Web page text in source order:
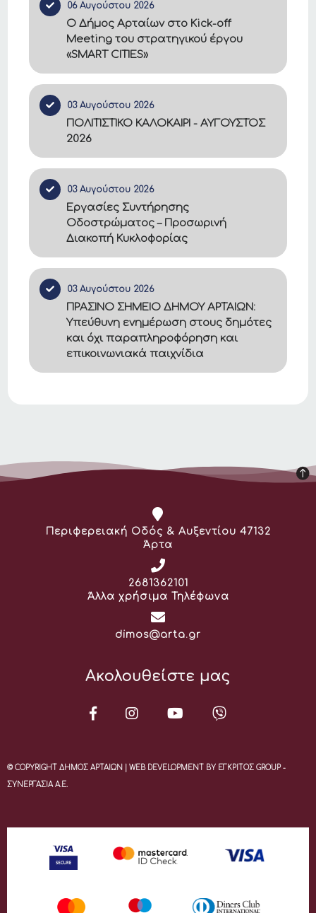
06 Αυγούστου 2026
Ο Δήμος Αρταίων στο Kick-off
Meeting του στρατηγικού έργου
«SMART CITIES»
03 Αυγούστου 2026
ΠΟΛΙΤΙΣΤΙΚΟ ΚΑΛΟΚΑΙΡΙ - ΑΥΓΟΥΣΤΟΣ
2026
03 Αυγούστου 2026
Εργασίες Συντήρησης
Οδοστρώματος – Προσωρινή
Διακοπή Κυκλοφορίας
03 Αυγούστου 2026
ΠΡΑΣΙΝΟ ΣΗΜΕΙΟ ΔΗΜΟΥ ΑΡΤΑΙΩΝ:
Υπεύθυνη ενημέρωση στους δημότες
και όχι παραπληροφόρηση και
επικοινωνιακά παιχνίδια
Διεύθυνση:
Περιφερειακή Οδός & Αυξεντίου 47132
Άρτα
Τηλέφωνο:
2681362101
Άλλα χρήσιμα Τηλέφωνα
Email:
dimos@arta.gr
Ακολουθείστε μας
© COPYRIGHT ΔΗΜΟΣ ΑΡΤΑΙΩΝ | WEB DEVELOPMENT BY ΕΓΚΡΙΤΟΣ GROUP -
ΣΥΝΕΡΓΑΣΙΑ Α.Ε.